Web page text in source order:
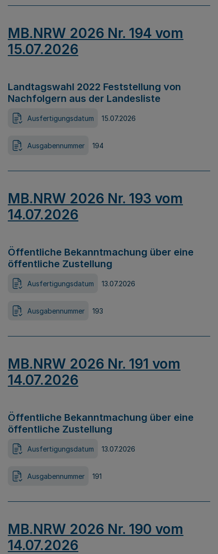
MB.NRW 2026 Nr. 194 vom
15.07.2026
Landtagswahl 2022 Feststellung von
Nachfolgern aus der Landesliste
Ausfertigungsdatum 15.07.2026
Ausgabennummer 194
MB.NRW 2026 Nr. 193 vom
14.07.2026
Öffentliche Bekanntmachung über eine
öffentliche Zustellung
Ausfertigungsdatum 13.07.2026
Ausgabennummer 193
MB.NRW 2026 Nr. 191 vom
14.07.2026
Öffentliche Bekanntmachung über eine
öffentliche Zustellung
Ausfertigungsdatum 13.07.2026
Ausgabennummer 191
MB.NRW 2026 Nr. 190 vom
14.07.2026